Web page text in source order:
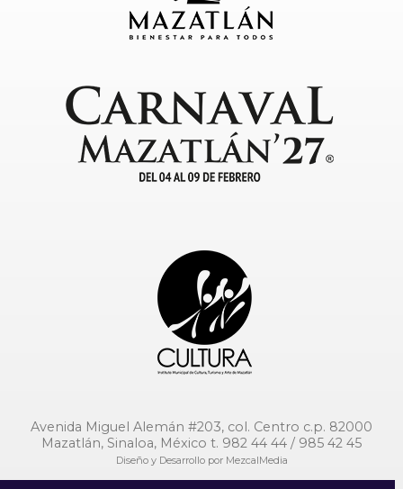
Avenida Miguel Alemán #203, col. Centro c.p. 82000
Mazatlán, Sinaloa, México t. 982 44 44 / 985 42 45
Diseño y Desarrollo por MezcalMedia